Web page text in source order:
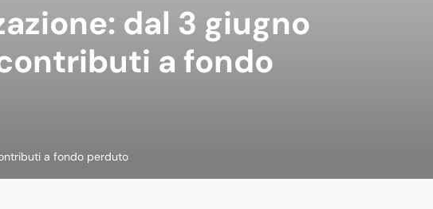
dal 3 giugno
a fondo
a fondo perduto